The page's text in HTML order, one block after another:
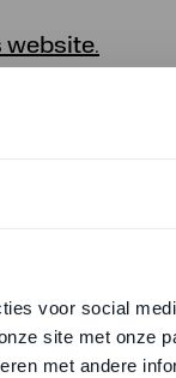
voor social
site met onze
met andere
website.